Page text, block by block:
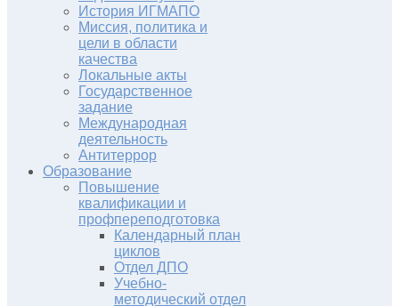
История ИГМАПО
Миссия, политика и
цели в области
качества
Локальные акты
Государственное
задание
Международная
деятельность
Антитеррор
Образование
Повышение
квалификации и
профпереподготовка
Календарный план
циклов
Отдел ДПО
Учебно-
методический отдел